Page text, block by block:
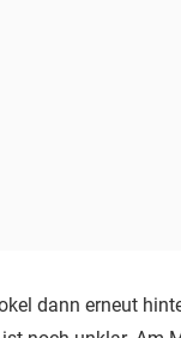
dann erneut